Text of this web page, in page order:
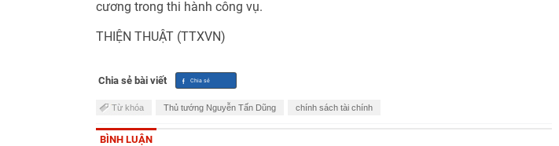
cương trong thi hành công vụ.
THIỆN THUẬT (TTXVN)
Chia sẻ bài viết
Từ khóa Thủ tướng Nguyễn Tấn Dũng chính sách tài chính
BÌNH LUẬN